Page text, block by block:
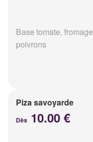
Base tomate,
poivrons
Piza savoyarde
Dès 10.00 €